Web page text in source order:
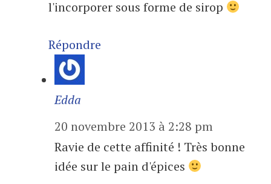
l'incorporer sous forme de sirop
Répondre
Edda
20 novembre 2013 à 2:28 pm
Ravie de cette affinité ! Très bonne
idée sur le pain d'épices